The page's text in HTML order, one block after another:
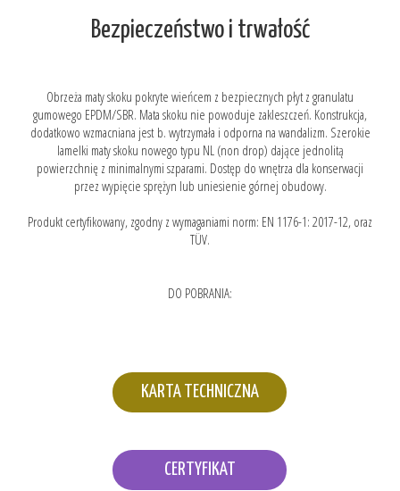
CERTYFIKAT
KARTA TECHNICZNA
Bezpieczeństwo i trwałość
Obrzeża maty skoku pokryte wieńcem z bezpiecznych płyt z granulatu
gumowego EPDM/SBR. Mata skoku nie powoduje zakleszczeń. Konstrukcja,
dodatkowo wzmacniana jest b. wytrzymała i odporna na wandalizm. Szerokie
lamelki maty skoku nowego typu NL (non drop) dające jednolitą
powierzchnię z minimalnymi szparami. Dostęp do wnętrza dla konserwacji
przez wypięcie sprężyn lub uniesienie górnej obudowy.
Produkt certyfikowany, zgodny z wymaganiami norm: EN 1176-1: 2017-12, oraz
TÜV.
DO POBRANIA: